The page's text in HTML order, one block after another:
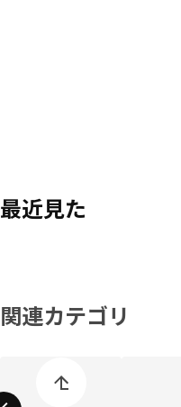
最近見た
関連カテゴリ